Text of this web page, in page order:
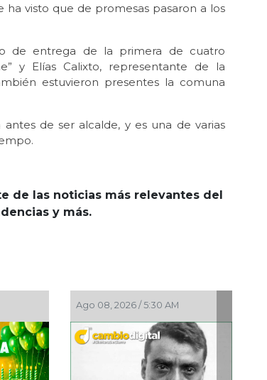
ha visto que de promesas pasaron a los
de entrega de la primera de cuatro
y Elías Calixto, representante de la
estuvieron presentes la comuna
de ser alcalde, y es una de varias
de las noticias más relevantes del
y más.
/ 5:30 AM Ago 08, 2026 / 4:30 AM